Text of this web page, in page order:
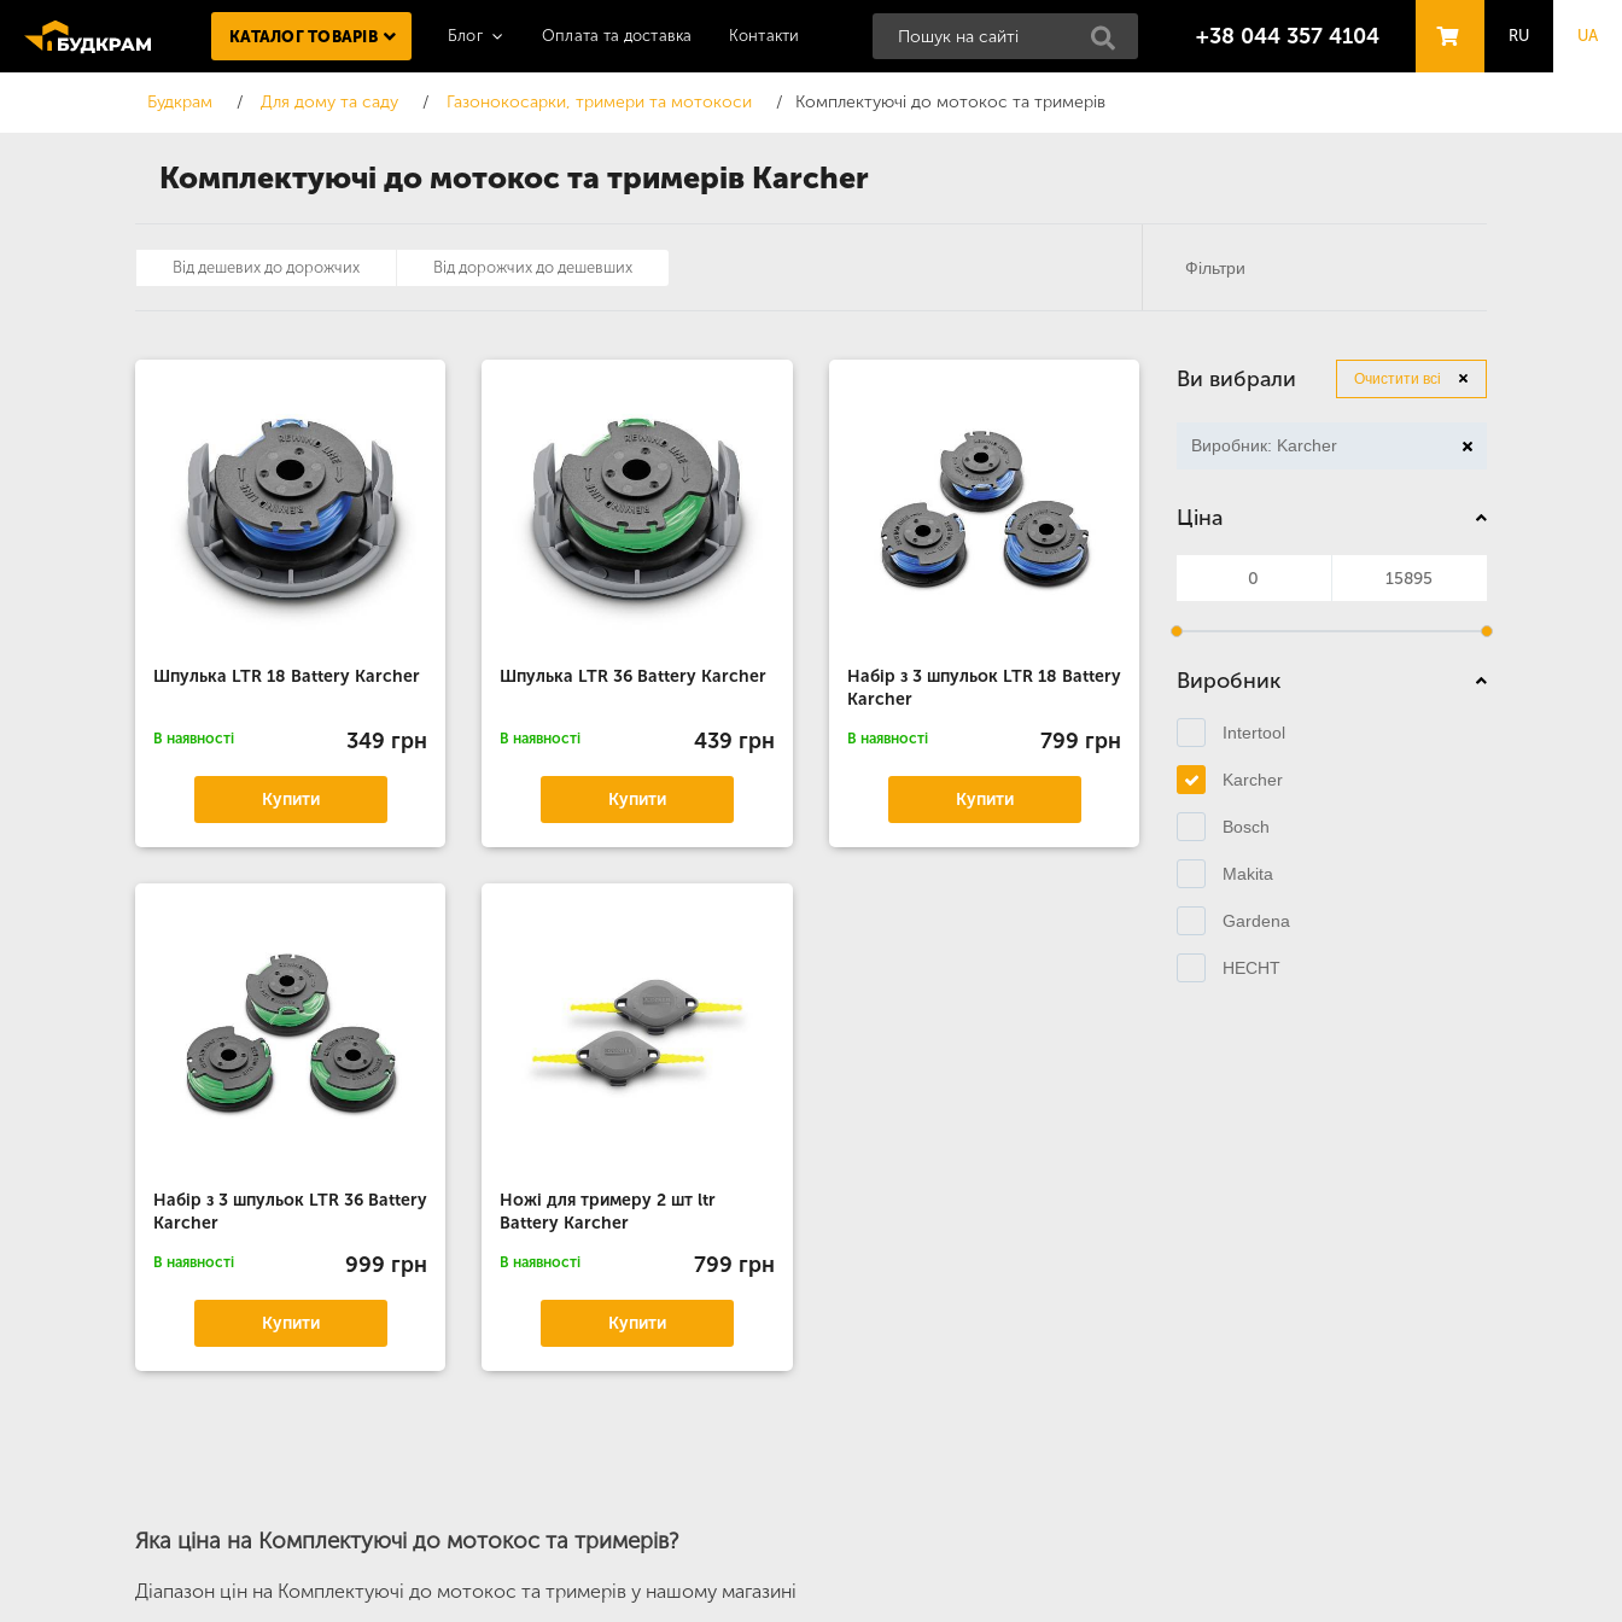
Комплектуючі до мотокос та тримерів Karcher
КАТАЛОГ ТОВАРІВ Блог Оплата та доставка Контакти +38 044 357 4104 RU UA
Будкрам Для дому та саду Газонокосарки, тримери та мотокоси Комплектуючі до мотокос та тримерів
Шпулька LTR 18 Battery Karcher
В наявності 349 грн
Купити
Шпулька LTR 36 Battery Karcher
В наявності 439 грн
Купити
Набір з 3 шпульок LTR 18 Battery
Karcher
В наявності 799 грн
Купити
Набір з 3 шпульок LTR 36 Battery
Karcher
В наявності 999 грн
Купити
Ножі для тримеру 2 шт ltr
Battery Karcher
В наявності 799 грн
Купити
Ви вибрали Очистити всі
Виробник: Karcher
Ціна
Виробник
Intertool
Karcher
Bosch
Makita
Gardena
HECHT
Від дешевих до дорожчих Від дорожчих до дешевших Фільтри
Яка ціна на Комплектуючі до мотокос та тримерів?
Діапазон цін на Комплектуючі до мотокос та тримерів у нашому магазині